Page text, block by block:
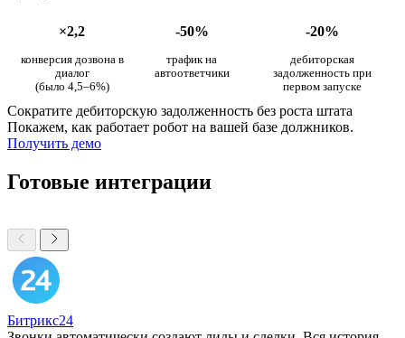
×2,2 -50% -20%
конверсия дозвона в
диалог
(было 4,5–6%)
трафик на
автоответчики
дебиторская
задолженность при
первом запуске
Сократите дебиторскую задолженность без роста штата
Покажем, как работает робот на вашей базе должников.
Получить демо
Готовые интеграции
Битрикс24